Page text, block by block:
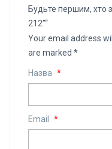
Будьте першим, хто
212”“
Your email address
are marked *
Назва *
Email *